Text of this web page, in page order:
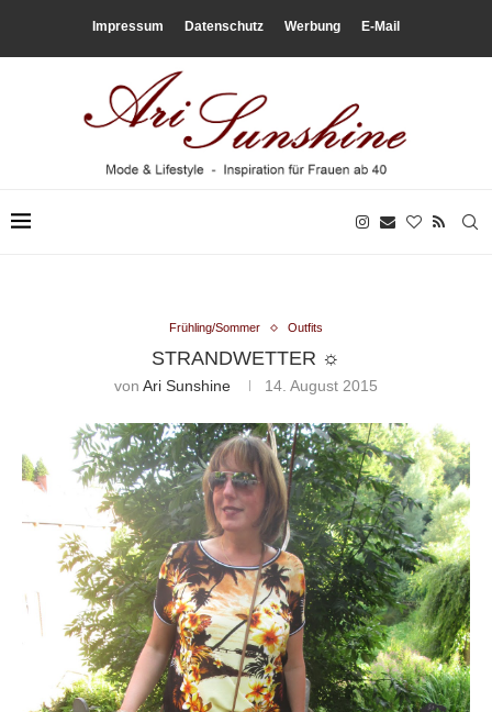
Impressum Datenschutz Werbung E-Mail
Frühling/Sommer Outfits
STRANDWETTER ☼
von Ari Sunshine 14. August 2015